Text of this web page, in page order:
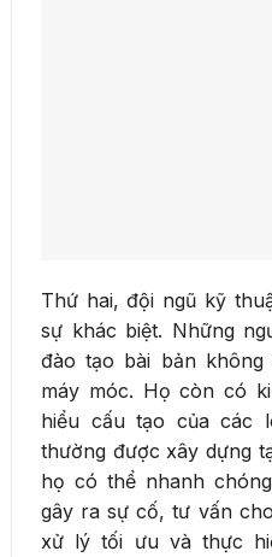
Thứ hai, đội ngũ kỹ
sự khác biệt. Những
đào tạo bài bản
máy móc. Họ còn có
hiểu cấu tạo của các
thường được xây dựng
họ có thể nhanh
gây ra sự cố, tư vấn
xử lý tối ưu và thực